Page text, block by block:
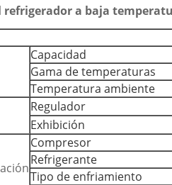
refrigerador a baja
Capacidad
Gama de temperaturas
Temperatura ambiente
Regulador
Exhibición
Compresor
Refrigerante
Tipo de enfriamiento